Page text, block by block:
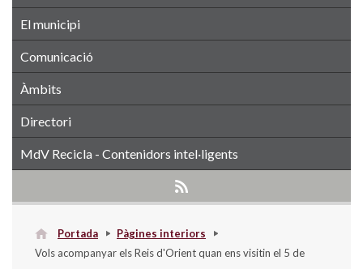
El municipi
Comunicació
Àmbits
Directori
MdV Recicla - Contenidors intel·ligents
Portada
Pàgines interiors
Vols acompanyar els Reis d'Orient quan ens visitin el 5 de